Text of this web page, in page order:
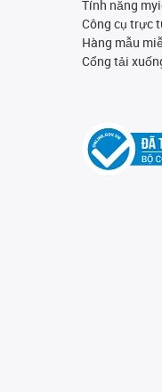
Tính năng
Công cụ trực
Hàng mẫu
Cổng tải